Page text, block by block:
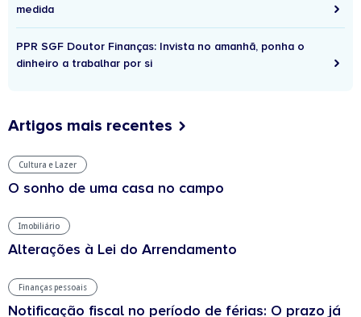
medida
PPR SGF Doutor Finanças: Invista no amanhã, ponha o
dinheiro a trabalhar por si
Artigos mais recentes
Cultura e Lazer
O sonho de uma casa no campo
Imobiliário
Alterações à Lei do Arrendamento
Finanças pessoais
Notificação fiscal no período de férias: O prazo já